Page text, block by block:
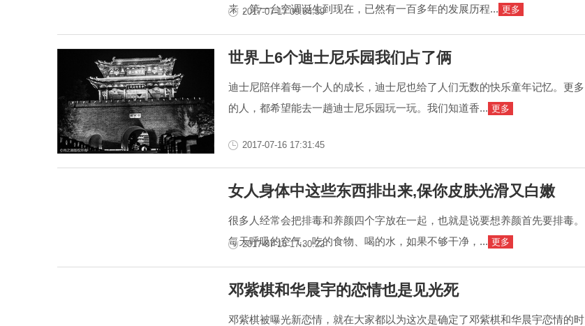
来，第一台空调诞生到现在，已然有一百多年的发展历程... 更多
2017-07-17 09:54:59
世界上6个迪士尼乐园我们占了俩
迪士尼陪伴着每一个人的成长，迪士尼也给了人们无数的快乐童年记忆。更多
的人，都希望能去一趟迪士尼乐园玩一玩。我们知道香... 更多
2017-07-16 17:31:45
女人身体中这些东西排出来,保你皮肤光滑又白嫩
很多人经常会把排毒和养颜四个字放在一起，也就是说要想养颜首先要排毒。
每天呼吸的空气、吃的食物、喝的水，如果不够干净，... 更多
2017-07-16 17:30:22
邓紫棋和华晨宇的恋情也是见光死
邓紫棋被曝光新恋情，就在大家都以为这次是确定了邓紫棋和华晨宇恋情的时